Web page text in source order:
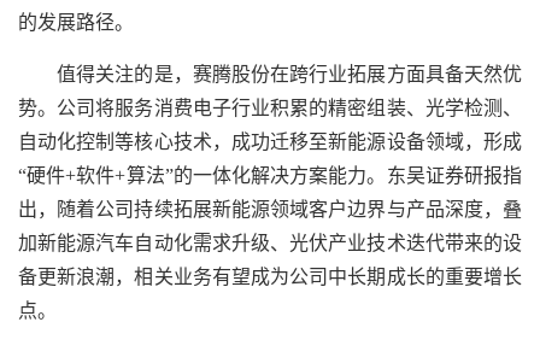
的发展路径。
值得关注的是，赛腾股份在跨行业拓展方面具备天然优
势。公司将服务消费电子行业积累的精密组装、光学检测、
自动化控制等核心技术，成功迁移至新能源设备领域，形成
“硬件+软件+算法”的一体化解决方案能力。东吴证券研报指
出，随着公司持续拓展新能源领域客户边界与产品深度，叠
加新能源汽车自动化需求升级、光伏产业技术迭代带来的设
备更新浪潮，相关业务有望成为公司中长期成长的重要增长
点。